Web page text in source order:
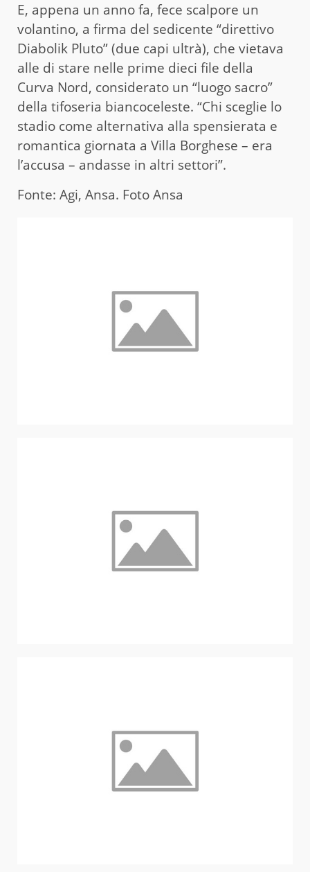
E, appena un anno fa, fece scalpore un
volantino, a firma del sedicente “direttivo
Diabolik Pluto” (due capi ultrà), che vietava
alle di stare nelle prime dieci file della
Curva Nord, considerato un “luogo sacro”
della tifoseria biancoceleste. “Chi sceglie lo
stadio come alternativa alla spensierata e
romantica giornata a Villa Borghese – era
l’accusa – andasse in altri settori”.
Fonte: Agi, Ansa. Foto Ansa